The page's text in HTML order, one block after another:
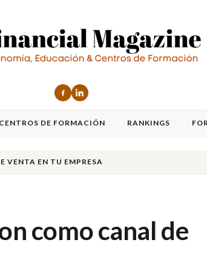
CENTROS DE FORMACIÓN RANKINGS
VENTA EN TU EMPRESA
como canal de